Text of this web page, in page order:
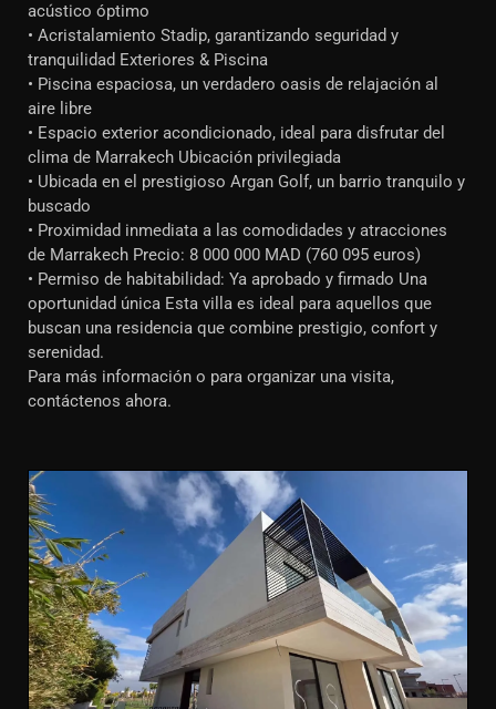
acústico óptimo
• Acristalamiento Stadip, garantizando seguridad y
tranquilidad Exteriores & Piscina
• Piscina espaciosa, un verdadero oasis de relajación al
aire libre
• Espacio exterior acondicionado, ideal para disfrutar del
clima de Marrakech Ubicación privilegiada
• Ubicada en el prestigioso Argan Golf, un barrio tranquilo y
buscado
• Proximidad inmediata a las comodidades y atracciones
de Marrakech Precio: 8 000 000 MAD (760 095 euros)
• Permiso de habitabilidad: Ya aprobado y firmado Una
oportunidad única Esta villa es ideal para aquellos que
buscan una residencia que combine prestigio, confort y
serenidad.
Para más información o para organizar una visita,
contáctenos ahora.